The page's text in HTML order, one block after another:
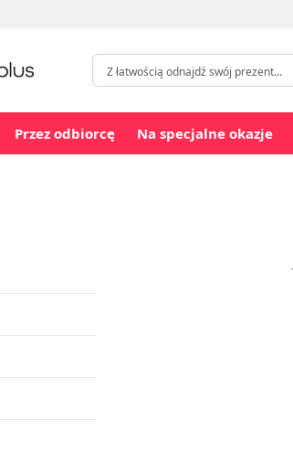
Przez odbiorcę Na specjalne okazje